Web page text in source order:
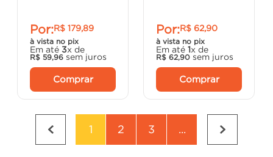
Por:R$ 179,89
à vista no pix
Em até 3x de
R$ 59,96 sem juros
Comprar
Por:R$ 62,90
à vista no pix
Em até 1x de
R$ 62,90 sem juros
Comprar
1 2 3 ...